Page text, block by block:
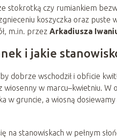
stokrotką czy rumiankiem
koszyczka oraz puste
m.in. przez Arkadiusza
i jakie
dobrze wschodził i obficie
w marcu–kwietniu. W
w gruncie, a wiosną
na stanowiskach w pełnym